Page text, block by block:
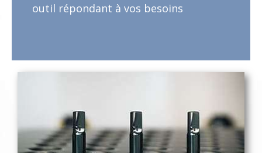
outil répondant à vos besoins